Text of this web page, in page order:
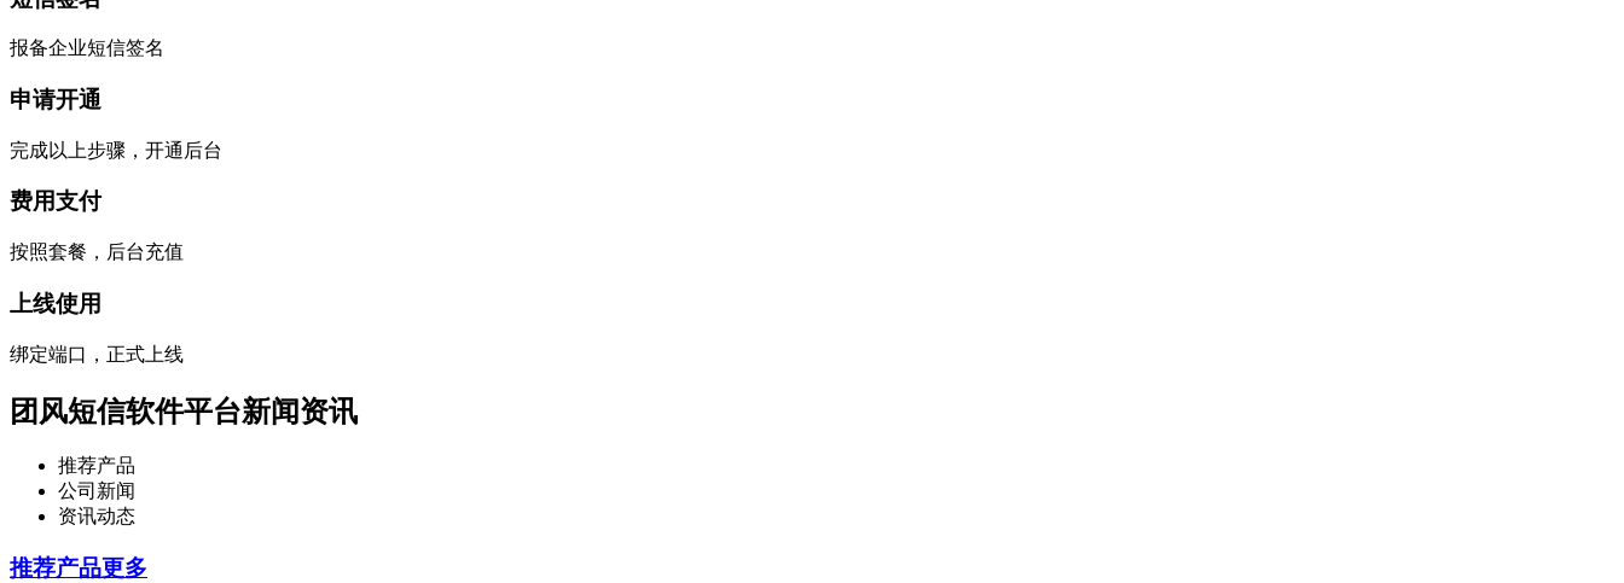
报备企业短信签名
申请开通
完成以上步骤，开通后台
费用支付
按照套餐，后台充值
上线使用
绑定端口，正式上线
团风短信软件平台新闻资讯
推荐产品
公司新闻
资讯动态
推荐产品更多